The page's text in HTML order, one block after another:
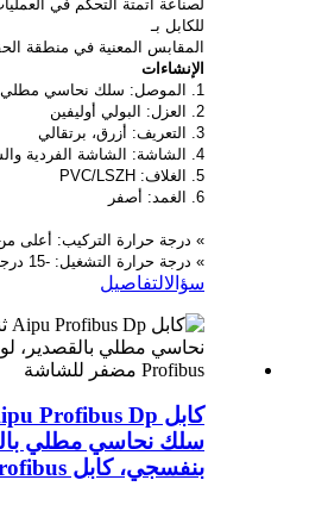
لصناعة أتمتة التحكم في
للكابل بـ
المقابس المعنية في منطقة
الإنشاءات
1. الموصل: سلك نحاسي مطلي بالقصدير
2. العزل: البولي أوليفين
3. التعريف: أزرق، برتقالي
4. الشاشة: الشاشة الفردية والشاشة الشاملة
5. الغلاف: PVC/LSZH
6. الغمد: أصفر
» درجة حرارة التركيب: أعلى من 0 درجة
» درجة حرارة التشغيل: -15 درجة مئوية ~ 70 درجة مئوية
سؤالالتفاصيل
سلك نحاسي مطلي
بنفسجي، كابل Profibus مضفر للشاشة